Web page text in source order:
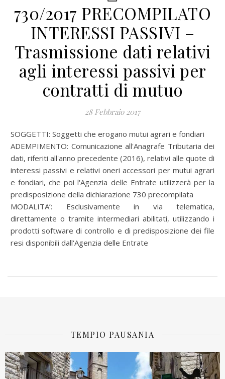
730/2017 PRECOMPILATO
INTERESSI PASSIVI –
Trasmissione dati relativi
agli interessi passivi per
contratti di mutuo
28 Febbraio 2017
SOGGETTI: Soggetti che erogano mutui agrari e fondiari
ADEMPIMENTO: Comunicazione all'Anagrafe Tributaria dei
dati, riferiti all'anno precedente (2016), relativi alle quote di
interessi passivi e relativi oneri accessori per mutui agrari
e fondiari, che poi l'Agenzia delle Entrate utilizzerà per la
predisposizione della dichiarazione 730 precompilata
MODALITA’: Esclusivamente in via telematica,
direttamente o tramite intermediari abilitati, utilizzando i
prodotti software di controllo e di predisposizione dei file
resi disponibili dall'Agenzia delle Entrate
TEMPIO PAUSANIA